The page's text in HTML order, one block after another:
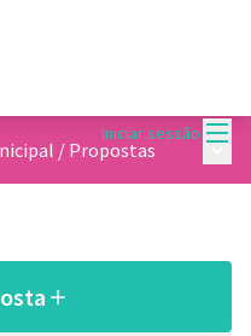
Iniciar sessão
/ Propostas